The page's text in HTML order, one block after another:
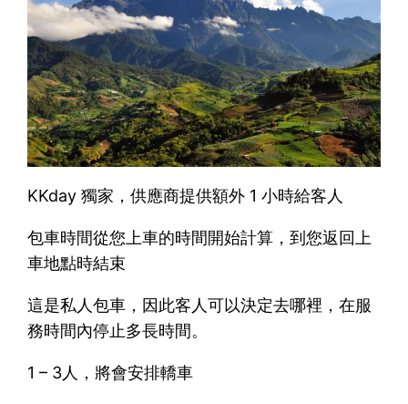
KKday 獨家，供應商提供額外 1 小時給客人
包車時間從您上車的時間開始計算，到您返回上
車地點時結束
這是私人包車，因此客人可以決定去哪裡，在服
務時間內停止多長時間。
1 – 3人，將會安排轎車